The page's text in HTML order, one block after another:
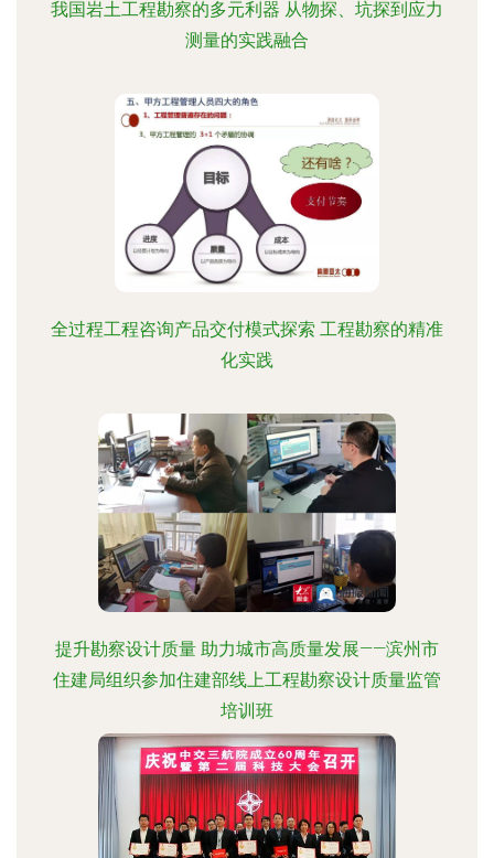
我国岩土工程勘察的多元利器 从物探、坑探到应力
测量的实践融合
全过程工程咨询产品交付模式探索 工程勘察的精准
化实践
提升勘察设计质量 助力城市高质量发展——滨州市
住建局组织参加住建部线上工程勘察设计质量监管
培训班